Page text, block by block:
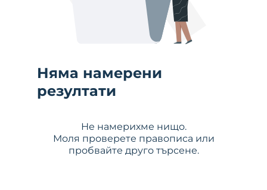
Няма намерени
резултати
Не намерихме нищо.
Моля проверете правописа или
пробвайте друго търсене.